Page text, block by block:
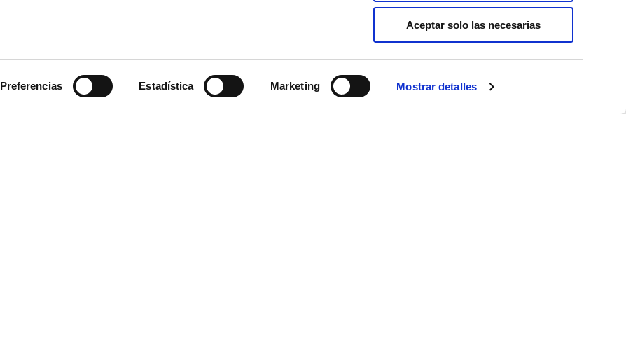
Preferencias Estadística Marketing Mostrar detalles
Aceptar solo las necesarias